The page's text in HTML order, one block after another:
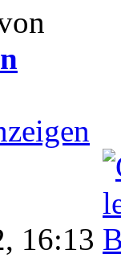
16:13